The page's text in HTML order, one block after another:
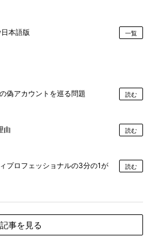
本語版 一覧
偽アカウントを巡る問題 読む
由 読む
プロフェッショナルの3分の1が
読む
記事を見る